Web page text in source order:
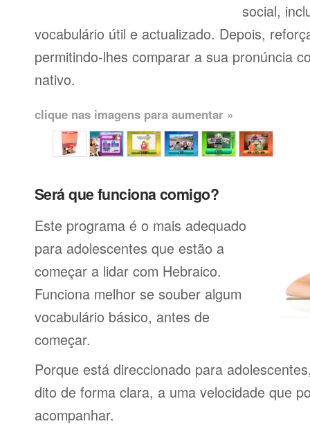
social,
vocabulário útil e actualizado. Depois,
permitindo-lhes comparar a sua pronúncia
nativo.
clique nas imagens para aumentar »
Será que funciona comigo?
Este programa é o mais adequado
para adolescentes que estão a
começar a lidar com Hebraico.
Funciona melhor se souber algum
vocabulário básico, antes de
começar.
Porque está direccionado para
dito de forma clara, a uma velocidade que
acompanhar.